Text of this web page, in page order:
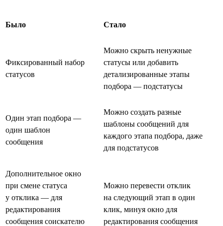
Было Стало
Фиксированный набор
статусов
Можно скрыть ненужные
статусы или добавить
детализированные этапы
подбора — подстатусы
Один этап подбора —
один шаблон
сообщения
Можно создать разные
шаблоны сообщений для
каждого этапа подбора, даже
для подстатусов
Дополнительное окно
при смене статуса
у отклика — для
редактирования
сообщения соискателю
Можно перевести отклик
на следующий этап в один
клик, минуя окно для
редактирования сообщения